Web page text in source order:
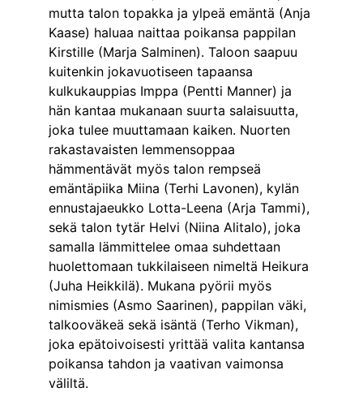
mutta talon topakka ja ylpeä emäntä (Anja
Kaase) haluaa naittaa poikansa pappilan
Kirstille (Marja Salminen). Taloon saapuu
kuitenkin jokavuotiseen tapaansa
kulkukauppias Imppa (Pentti Manner) ja
hän kantaa mukanaan suurta salaisuutta,
joka tulee muuttamaan kaiken. Nuorten
rakastavaisten lemmensoppaa
hämmentävät myös talon rempseä
emäntäpiika Miina (Terhi Lavonen), kylän
ennustajaeukko Lotta-Leena (Arja Tammi),
sekä talon tytär Helvi (Niina Alitalo), joka
samalla lämmittelee omaa suhdettaan
huolettomaan tukkilaiseen nimeltä Heikura
(Juha Heikkilä). Mukana pyörii myös
nimismies (Asmo Saarinen), pappilan väki,
talkooväkeä sekä isäntä (Terho Vikman),
joka epätoivoisesti yrittää valita kantansa
poikansa tahdon ja vaativan vaimonsa
väliltä.